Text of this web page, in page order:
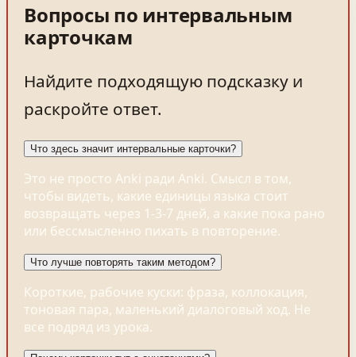
Вопросы по интервальным
карточкам
Найдите подходящую подсказку и
раскройте ответ.
Что здесь значит интервальные карточки?
Это не просто Anki ради Anki. Смысл в том,
чтобы видеть, какие единицы языка стоит
возвращать через 1-3-7 дней, а какие пока рано
или бессмысленно пихать в повторение.
Что лучше повторять таким методом?
Короткие, рабочие куски: фраза, коллокация,
тоновая пара, маленький диалоговый ход. Не
все подряд из урока.